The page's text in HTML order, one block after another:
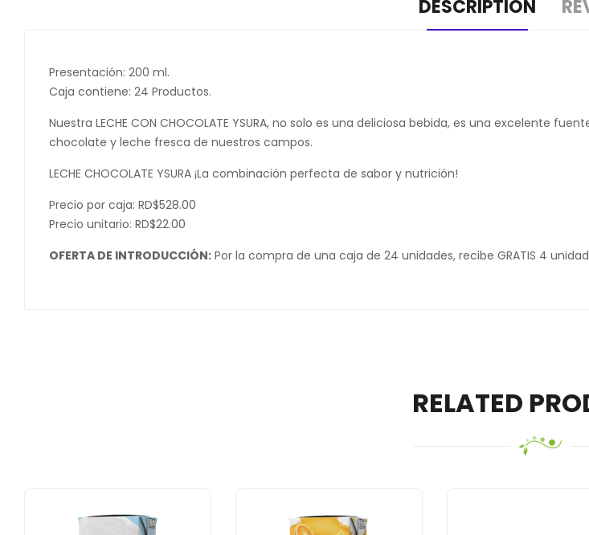
DESCRIPTION
Presentación: 200 ml.
Caja contiene: 24 Productos.
Nuestra LECHE CON CHOCOLATE YSURA, no solo es una deliciosa bebida, es una excelente
chocolate y leche fresca de nuestros campos.
LECHE CHOCOLATE YSURA ¡La combinación perfecta de sabor y nutrición!
Precio por caja: RD$528.00
Precio unitario: RD$22.00
OFERTA DE INTRODUCCIÓN: Por la compra de una caja de 24 unidades, recibe GRATIS 4
RELATED